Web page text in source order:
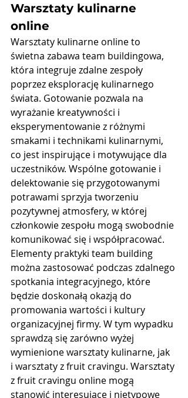
Warsztaty kulinarne
online
Warsztaty kulinarne online to
świetna zabawa team buildingowa,
która integruje zdalne zespoły
poprzez eksplorację kulinarnego
świata. Gotowanie pozwala na
wyrażanie kreatywności i
eksperymentowanie z różnymi
smakami i technikami kulinarnymi,
co jest inspirujące i motywujące dla
uczestników. Wspólne gotowanie i
delektowanie się przygotowanymi
potrawami sprzyja tworzeniu
pozytywnej atmosfery, w której
członkowie zespołu mogą swobodnie
komunikować się i współpracować.
Elementy praktyki team building
można zastosować podczas zdalnego
spotkania integracyjnego, które
będzie doskonałą okazją do
promowania wartości i kultury
organizacyjnej firmy. W tym wypadku
sprawdzą się zarówno wyżej
wymienione warsztaty kulinarne, jak
i warsztaty z fruit cravingu. Warsztaty
z fruit cravingu online mogą
stanowić interesujące i nietypowe